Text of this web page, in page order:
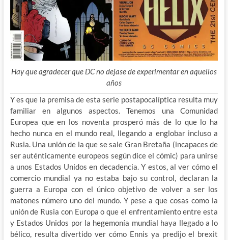
Hay que agradecer que DC no dejase de experimentar en aquellos
años
Y es que la premisa de esta serie postapocalíptica resulta muy
familiar en algunos aspectos. Tenemos una Comunidad
Europea que en los noventa prosperó más de lo que lo ha
hecho nunca en el mundo real, llegando a englobar incluso a
Rusia. Una unión de la que se sale Gran Bretaña (incapaces de
ser auténticamente europeos según dice el cómic) para unirse
a unos Estados Unidos en decadencia. Y estos, al ver cómo el
comercio mundial ya no estaba bajo su control, declaran la
guerra a Europa con el único objetivo de volver a ser los
matones número uno del mundo. Y pese a que cosas como la
unión de Rusia con Europa o que el enfrentamiento entre esta
y Estados Unidos por la hegemonía mundial haya llegado a lo
bélico, resulta divertido ver cómo Ennis ya predijo el brexit